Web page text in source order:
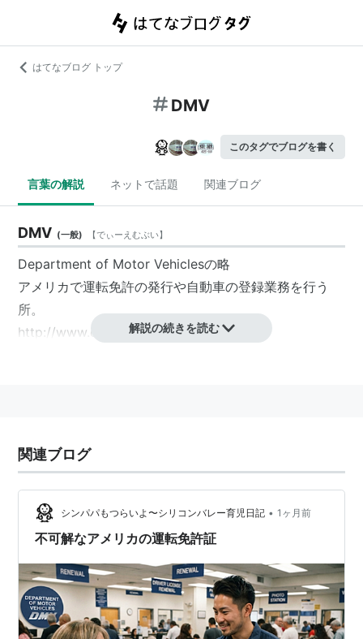
はてなブログ トップ
DMV
このタグでブログを書く
言葉の解説 ネットで話題 関連ブログ
DMV (一般) 【でぃーえむぶい】
Department of Motor Vehiclesの略
アメリカで運転免許の発行や自動車の登録業務を行う
所。
http://www.dmv.org/
Vehicle）の略。
道路ではゴムタイヤで走行、線路では車体に収納されて
いた鉄製車輪が出て列車に切り替わる、世界的にも珍し
い技術。
2007年4月から、北海道内のJR釧網本線浜小清水〜藻
琴間を利用して営業試運転を行っている。
静岡県富士市におけるDMV導入への試み
この他、静岡県富士市では在来線と新幹線の駅が離れて
解説の続きを読む
関連ブログ
シンパパもつらいよ〜シリコンバレー育児日記 • 1ヶ月前
不可解なアメリカの運転免許証